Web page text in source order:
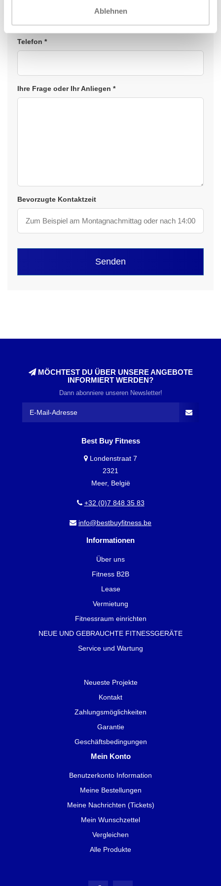
Ablehnen
Telefon *
Ihre Frage oder Ihr Anliegen *
Bevorzugte Kontaktzeit
Senden
MÖCHTEST DU ÜBER UNSERE ANGEBOTE
INFORMIERT WERDEN?
Dann abonniere unseren Newsletter!
Best Buy Fitness
Londenstraat 7
2321
Meer, België
+32 (0)7 848 35 83
info@bestbuyfitness.be
Informationen
Über uns
Fitness B2B
Lease
Vermietung
Fitnessraum einrichten
NEUE UND GEBRAUCHTE FITNESSGERÄTE
Service und Wartung
Neueste Projekte
Kontakt
Zahlungsmöglichkeiten
Garantie
Geschäftsbedingungen
Mein Konto
Benutzerkonto Information
Meine Bestellungen
Meine Nachrichten (Tickets)
Mein Wunschzettel
Vergleichen
Alle Produkte